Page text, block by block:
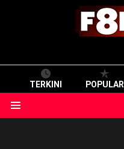
TERKINI POPULAR